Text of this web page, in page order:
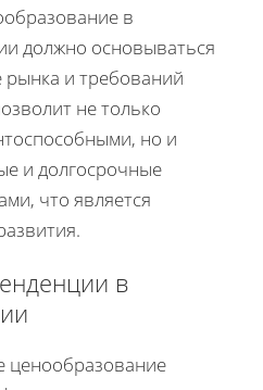
в
должно основываться
рынка и требований
не только
но и
и долгосрочные
что является
в
ценообразование